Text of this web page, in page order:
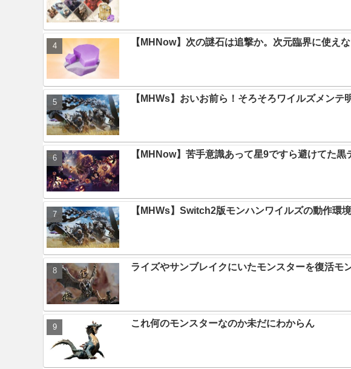
【MHNow】次の謎石は追撃か。次元臨界に使え
【MHWs】おいお前ら！そろそろワイルズメン
【MHNow】苦手意識あって星9ですら避けてた
【MHWs】Switch2版モンハンワイルズの動作環
ライズやサンブレイクにいたモンスターを復活モ
これ何のモンスターなのか未だにわからん